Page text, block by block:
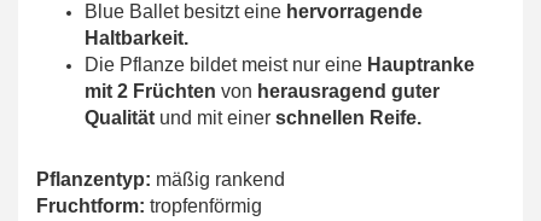
Blue Ballet besitzt eine hervorragende
Haltbarkeit.
Die Pflanze bildet meist nur eine Hauptranke
mit 2 Früchten von herausragend guter
Qualität und mit einer schnellen Reife.
Pflanzentyp: mäßig rankend
Fruchtform: tropfenförmig